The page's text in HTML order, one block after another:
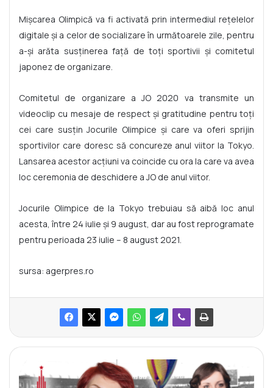
Mişcarea Olimpică va fi activată prin intermediul reţelelor
digitale şi a celor de socializare în următoarele zile, pentru
a-şi arăta susţinerea faţă de toţi sportivii şi comitetul
japonez de organizare.
Comitetul de organizare a JO 2020 va transmite un
videoclip cu mesaje de respect şi gratitudine pentru toţi
cei care susţin Jocurile Olimpice şi care va oferi sprijin
sportivilor care doresc să concureze anul viitor la Tokyo.
Lansarea acestor acţiuni va coincide cu ora la care va avea
loc ceremonia de deschidere a JO de anul viitor.
Jocurile Olimpice de la Tokyo trebuiau să aibă loc anul
acesta, între 24 iulie şi 9 august, dar au fost reprogramate
pentru perioada 23 iulie – 8 august 2021.
sursa: agerpres.ro
A